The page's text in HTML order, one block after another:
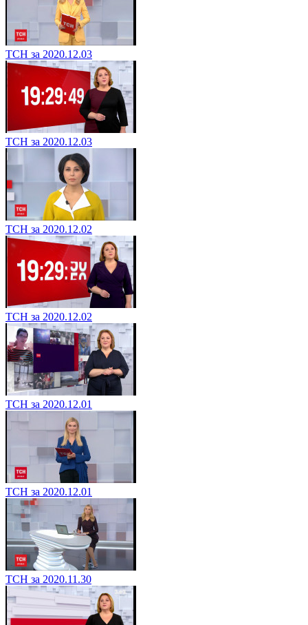
ТСН за 2020.12.03
ТСН за 2020.12.03
ТСН за 2020.12.02
ТСН за 2020.12.02
ТСН за 2020.12.01
ТСН за 2020.12.01
ТСН за 2020.11.30